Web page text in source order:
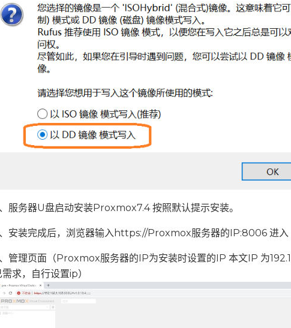
服务器U盘启动安装Proxmox7.4 按照默认提示安装。
安装完成后，浏览器输入https://Proxmox服务器的IP:8006 进入
管理页面（Proxmox服务器的IP为安装时设置的IP 本文IP 为
需求，自行设置ip）